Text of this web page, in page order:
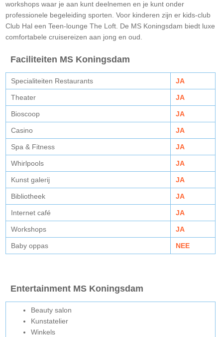
workshops waar je aan kunt deelnemen en je kunt onder
professionele begeleiding sporten. Voor kinderen zijn er kids-club
Club Hal een Teen-lounge The Loft. De MS Koningsdam biedt luxe
comfortabele cruisereizen aan jong en oud.
Faciliteiten MS Koningsdam
Specialiteiten Restaurants JA
Theater JA
Bioscoop JA
Casino JA
Spa & Fitness JA
Whirlpools JA
Kunst galerij JA
Bibliotheek JA
Internet café JA
Workshops JA
Baby oppas NEE
Entertainment MS Koningsdam
Beauty salon
Kunstatelier
Winkels